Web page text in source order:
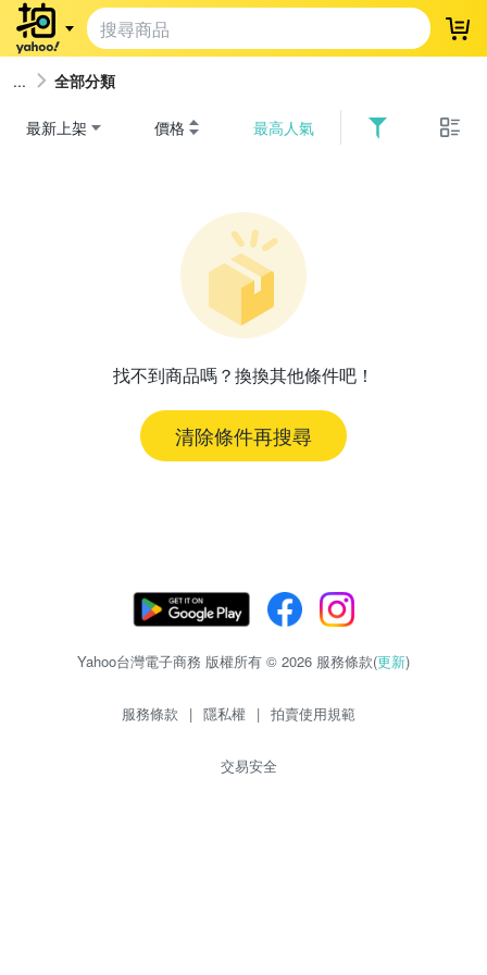
登
全部分類
最新上架 價格 最高人氣
找不到商品嗎？換換其他條件吧！
清除條件再搜尋
Yahoo台灣電子商務 版權所有 © 2026 服務條款(更新)
服務條款 | 隱私權 | 拍賣使用規範
交易安全